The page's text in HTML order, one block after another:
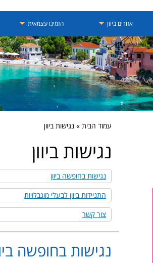
אזורים ביוון הזמינו עצמאית
עמוד הבית » נגישות ביוון
נגישות ביוון
נגישות בחופשה ביוון
התניידות ביוון לבעלי מוגבלויות
צור קשר
נגישות בחופשה